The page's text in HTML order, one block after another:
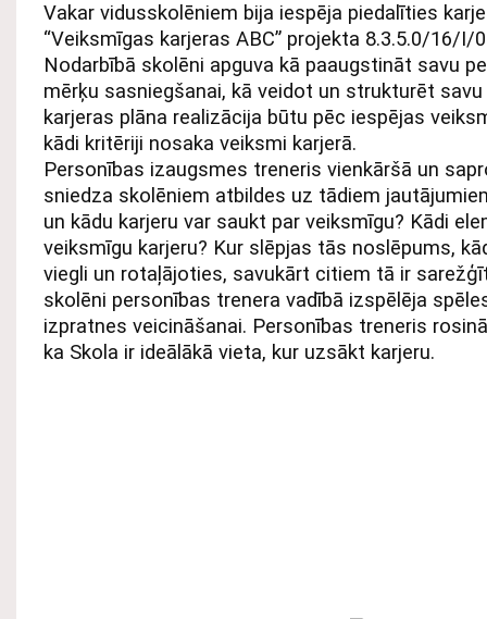
Vakar vidusskolēniem bija iespēja piedalīties
“Veiksmīgas karjeras ABC” projekta 8.3.5.0/16/I/
Nodarbībā skolēni apguva kā paaugstināt savu
mērķu sasniegšanai, kā veidot un strukturēt
karjeras plāna realizācija būtu pēc iespējas
kādi kritēriji nosaka veiksmi karjerā.
Personības izaugsmes treneris vienkāršā un
sniedza skolēniem atbildes uz tādiem
un kādu karjeru var saukt par veiksmīgu? Kādi
veiksmīgu karjeru? Kur slēpjas tās noslēpums,
viegli un rotaļājoties, savukārt citiem tā ir
skolēni personības trenera vadībā izspēlēja
izpratnes veicināšanai. Personības treneris
ka Skola ir ideālākā vieta, kur uzsākt karjeru.